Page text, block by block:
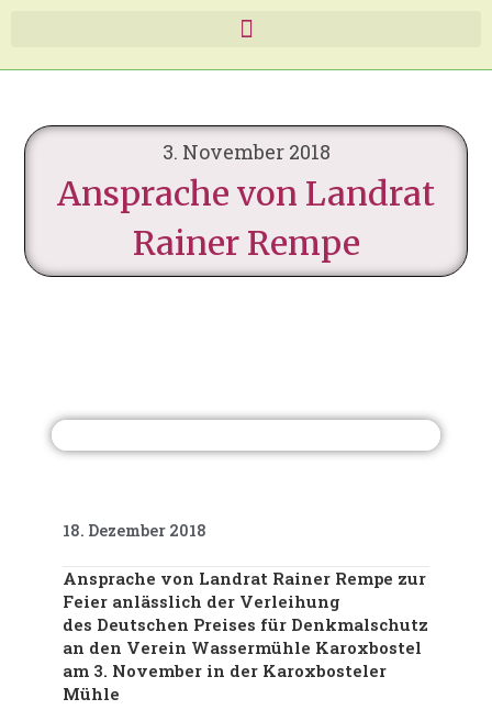
3. November 2018
Ansprache von Landrat
Rainer Rempe
18. Dezember 2018
Ansprache von Landrat Rainer Rempe zur
Feier anlässlich der Verleihung
des Deutschen Preises für Denkmalschutz
an den Verein Wassermühle Karoxbostel
am 3. November in der Karoxbosteler
Mühle